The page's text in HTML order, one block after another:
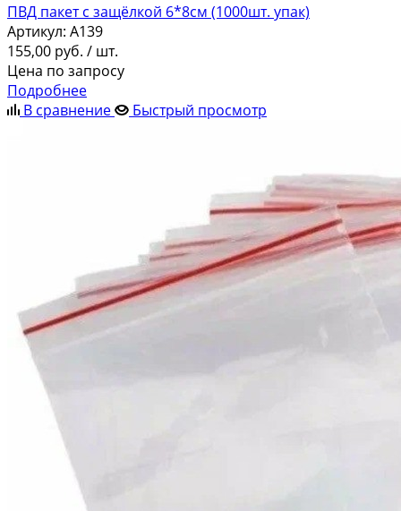
ПВД пакет с защёлкой 6*8см (1000шт. упак)
Артикул: A139
155,00 руб. / шт.
Цена по запросу
Подробнее
В сравнение
Быстрый просмотр